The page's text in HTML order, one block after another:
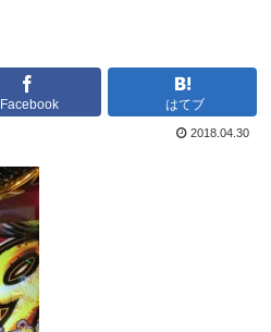
Facebook はてブ
2018.04.30